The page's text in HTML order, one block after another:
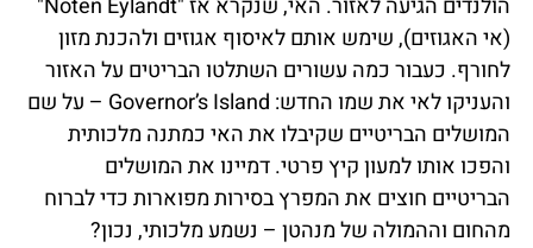
(אי האגוזים), שימש אותם לאיסוף אגוזים ולהכנת מזון
לחורף. כעבור כמה עשורים השתלטו הבריטים על האזור
והעניקו לאי את שמו החדש: Governor’s Island – על שם
המושלים הבריטיים שקיבלו את האי כמתנה מלכותית
והפכו אותו למעון קיץ פרטי. דמיינו את המושלים
הבריטיים חוצים את המפרץ בסירות מפוארות כדי לברוח
מהחום וההמולה של מנהטן – נשמע מלכותי, נכון?